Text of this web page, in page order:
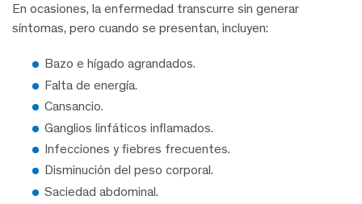
En ocasiones, la enfermedad transcurre sin generar
síntomas, pero cuando se presentan, incluyen:
Bazo e hígado agrandados.
Falta de energía.
Cansancio.
Ganglios linfáticos inflamados.
Infecciones y fiebres frecuentes.
Disminución del peso corporal.
Saciedad abdominal.